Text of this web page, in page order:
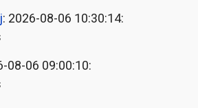
: 2026-08-06 10:30:14:
08-06 09:00:10: